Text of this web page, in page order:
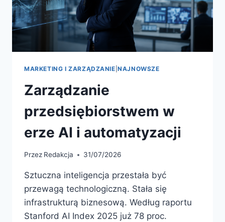
MARKETING I ZARZĄDZANIE |NAJNOWSZE
Zarządzanie
przedsiębiorstwem w
erze AI i automatyzacji
Przez Redakcja 31/07/2026
Sztuczna inteligencja przestała być
przewagą technologiczną. Stała się
infrastrukturą biznesową. Według raportu
Stanford AI Index 2025 już 78 proc.